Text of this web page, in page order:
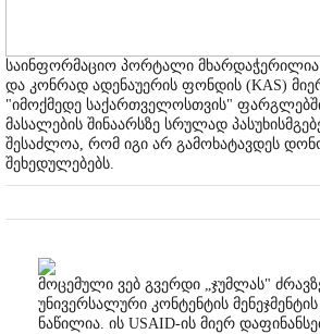
საინფორმაციო პორტალი მხარდაჭერილია
და კონრად ადენაუერის ფონდის (KAS)
"იმოქმედე საქართველოსთვის"
მასალების შინაარსზე სრულად
შესაძლოა, რომ იგი არ გამოხატავდეს
შეხედულებებს.
მოცემული ვებ გვერდი „ჯუმლას"
უნივერსალური კონტენტის მენეჯმენტის
ნაწილია. ის USAID-ის მიერ